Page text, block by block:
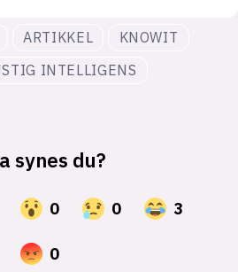
ARTIKKEL
KNOWIT
INTELLIGENS